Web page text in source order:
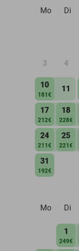
Mo
Di
3 4
10
181€
11
17
212€
18
228€
24
211€
25
221€
31
192€
Mo
Di
1
249€